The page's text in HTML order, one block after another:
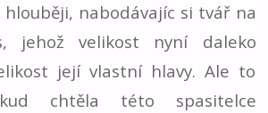
nabodávajíc si tvář na
jehož velikost nyní daleko
její vlastní hlavy. Ale to
chtěla této spasitelce